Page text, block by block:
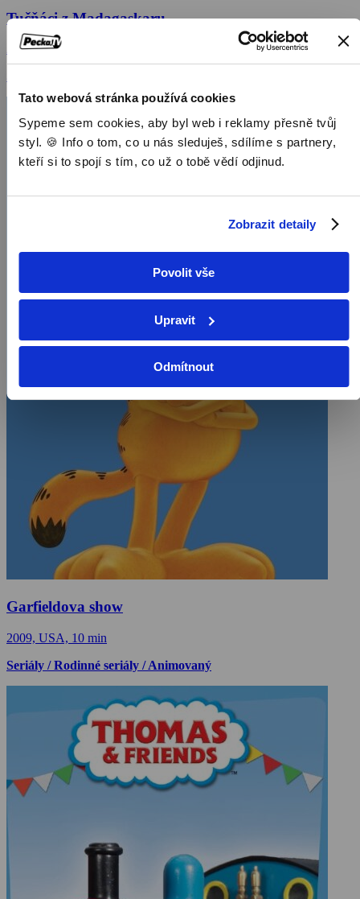
Tato webová stránka používá cookies
Sypeme sem cookies, aby byl web i reklamy přesně tvůj
styl. 🍪 Info o tom, co u nás sleduješ, sdílíme s partnery,
kteří si to spojí s tím, co už o tobě vědí odjinud.
Zobrazit detaily
Povolit vše
Upravit
Odmítnout
Tučňáci z Madagaskaru
2009, USA, 23 min
Garfieldova show
2009, USA, 10 min
Seriály / Rodinné seriály / Animovaný